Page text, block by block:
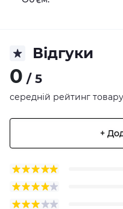
Відгуки
0 / 5
середній рейтинг товару
+